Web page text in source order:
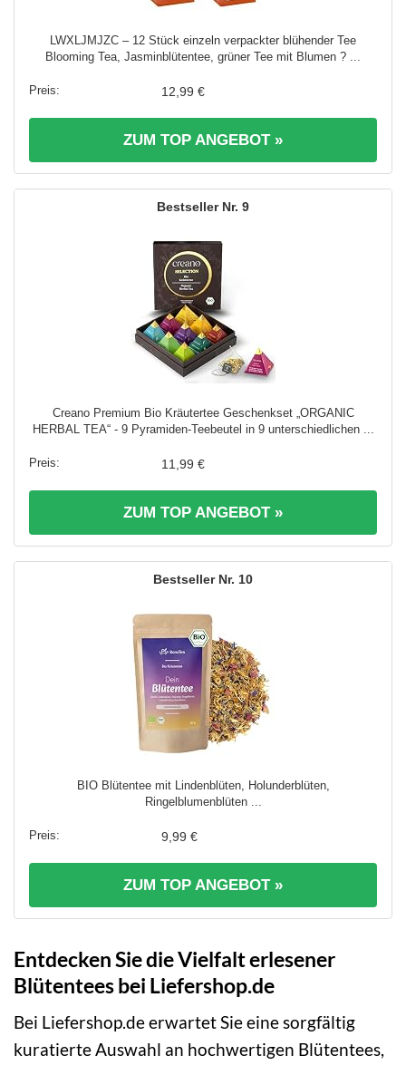
LWXLJMJZC – 12 Stück einzeln verpackter blühender Tee
Blooming Tea, Jasminblütentee, grüner Tee mit Blumen ? ...
12,99 €
ZUM TOP ANGEBOT »
9
Creano Premium Bio Kräutertee Geschenkset „ORGANIC
HERBAL TEA“ - 9 Pyramiden-Teebeutel in 9 unterschiedlichen ...
11,99 €
ZUM TOP ANGEBOT »
10
BIO Blütentee mit Lindenblüten, Holunderblüten,
Ringelblumenblüten ...
9,99 €
ZUM TOP ANGEBOT »
Entdecken Sie die Vielfalt erlesener
Blütentees bei Liefershop.de
Bei Liefershop.de erwartet Sie eine sorgfältig
kuratierte Auswahl an hochwertigen Blütentees,